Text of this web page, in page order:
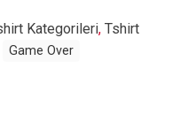
Kategorileri, Tshirt
Game Over